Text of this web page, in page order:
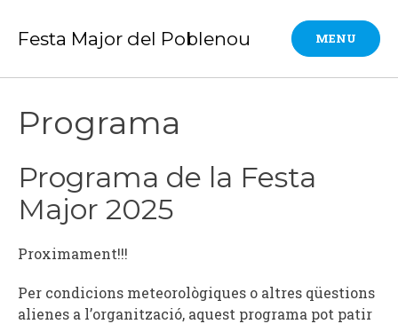
Festa Major del Poblenou MENU
Programa
Programa de la Festa
Major 2025
Proximament!!!
Per condicions meteorològiques o altres qüestions
alienes a l’organització, aquest programa pot patir